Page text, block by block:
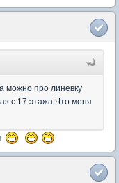
можно про линевку
с 17 этажа.Что меня